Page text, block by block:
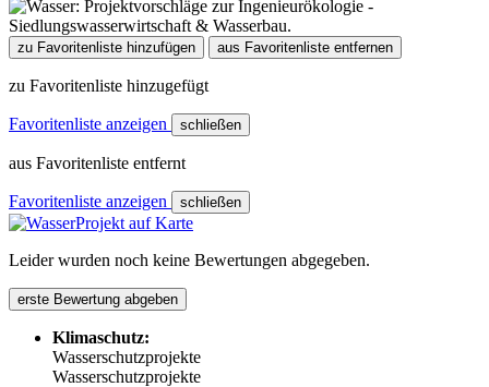
zu Favoritenliste hinzufügen aus Favoritenliste entfernen
zu Favoritenliste hinzugefügt
Favoritenliste anzeigen schließen
aus Favoritenliste entfernt
Favoritenliste anzeigen schließen
Leider wurden noch keine Bewertungen abgegeben.
erste Bewertung abgeben
Klimaschutz:
Wasserschutzprojekte
Wasserschutzprojekte